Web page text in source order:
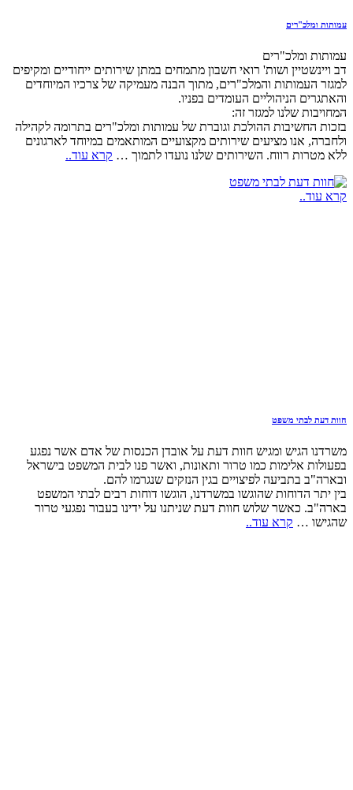
עמותות ומלכ"רים
עמותות ומלכ"רים
דב ויינשטיין ושות' רואי חשבון מתמחים במתן שירותים ייחודיים ומקיפים
למגזר העמותות והמלכ"רים, מתוך הבנה מעמיקה של צרכיו המיוחדים
והאתגרים הניהוליים העומדים בפניו.
המחויבות שלנו למגזר זה:
בזכות החשיבות ההולכת וגוברת של עמותות ומלכ"רים בתרומה לקהילה
ולחברה, אנו מציעים שירותים מקצועיים המותאמים במיוחד לארגונים
ללא מטרות רווח. השירותים שלנו נועדו לתמוך … קרא עוד..
קרא עוד..
חוות דעת לבתי משפט
משרדנו הגיש ומגיש חוות דעת על אובדן הכנסות של אדם אשר נפגע
בפעולות אלימות כמו טרור ותאונות, ואשר פנו לבית המשפט בישראל
ובארה"ב בתביעה לפיצויים בגין הנזקים שנגרמו להם.
בין יתר הדוחות שהוגשו במשרדנו, הוגשו דוחות רבים לבתי המשפט
בארה"ב. כאשר שלוש חוות דעת שניתנו על ידינו בעבור נפגעי טרור
שהגישו … קרא עוד..